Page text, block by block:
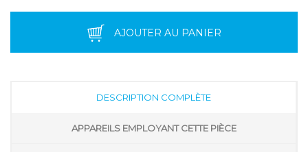
AJOUTER AU PANIER
DESCRIPTION COMPLÈTE
APPAREILS EMPLOYANT CETTE PIÈCE